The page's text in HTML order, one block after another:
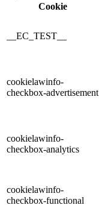
Cookie
__EC_TEST__
cookielawinfo-
checkbox-advertisement
cookielawinfo-
checkbox-analytics
cookielawinfo-
checkbox-functional